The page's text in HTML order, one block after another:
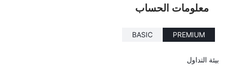
معلومات الحساب
PREMIUM
BASIC
بيئة التداول